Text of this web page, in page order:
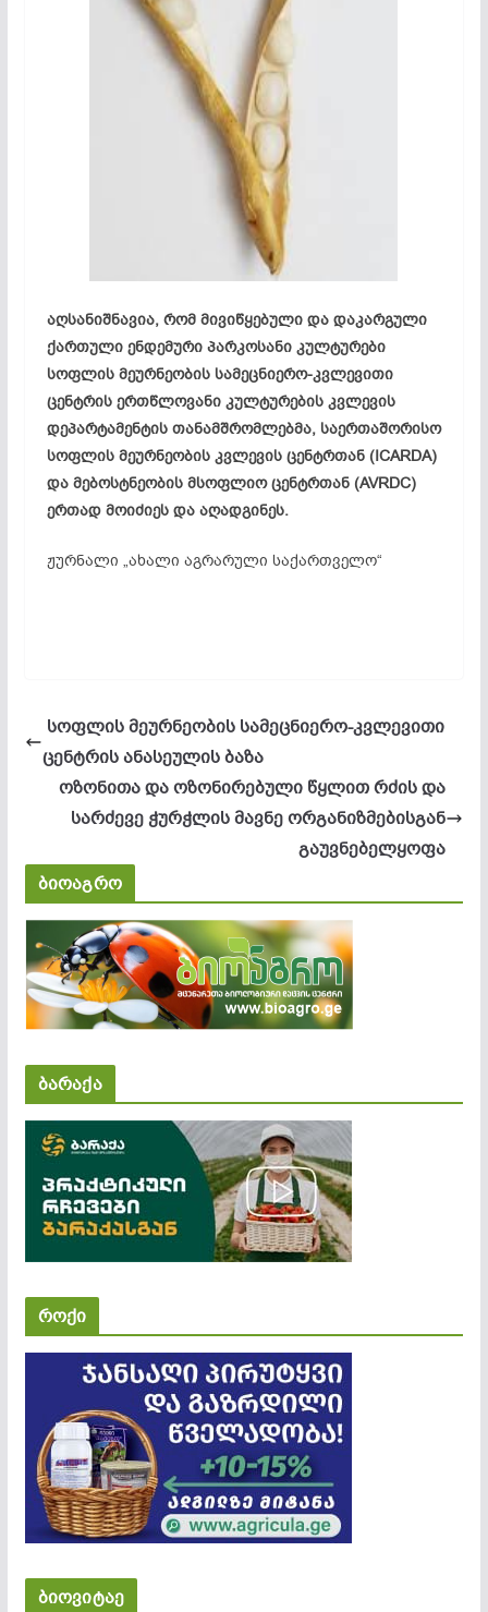
აღსანიშნავია, რომ მივიწყებული და დაკარგული
ქართული ენდემური პარკოსანი კულტურები
სოფლის მეურნეობის სამეცნიერო-კვლევითი
ცენტრის ერთწლოვანი კულტურების კვლევის
დეპარტამენტის თანამშრომლებმა, საერთაშორისო
სოფლის მეურნეობის კვლევის ცენტრთან (ICARDA)
და მებოსტნეობის მსოფლიო ცენტრთან (AVRDC)
ერთად მოიძიეს და აღადგინეს.
ჟურნალი „ახალი აგრარული საქართველო“
სოფლის მეურნეობის სამეცნიერო-კვლევითი
ცენტრის ანასეულის ბაზა
ოზონითა და ოზონირებული წყლით რძის და
სარძევე ჭურჭლის მავნე ორგანიზმებისგან
გაუვნებელყოფა
ბიოაგრო
ბარაქა
როქი
ბიოვიტაე